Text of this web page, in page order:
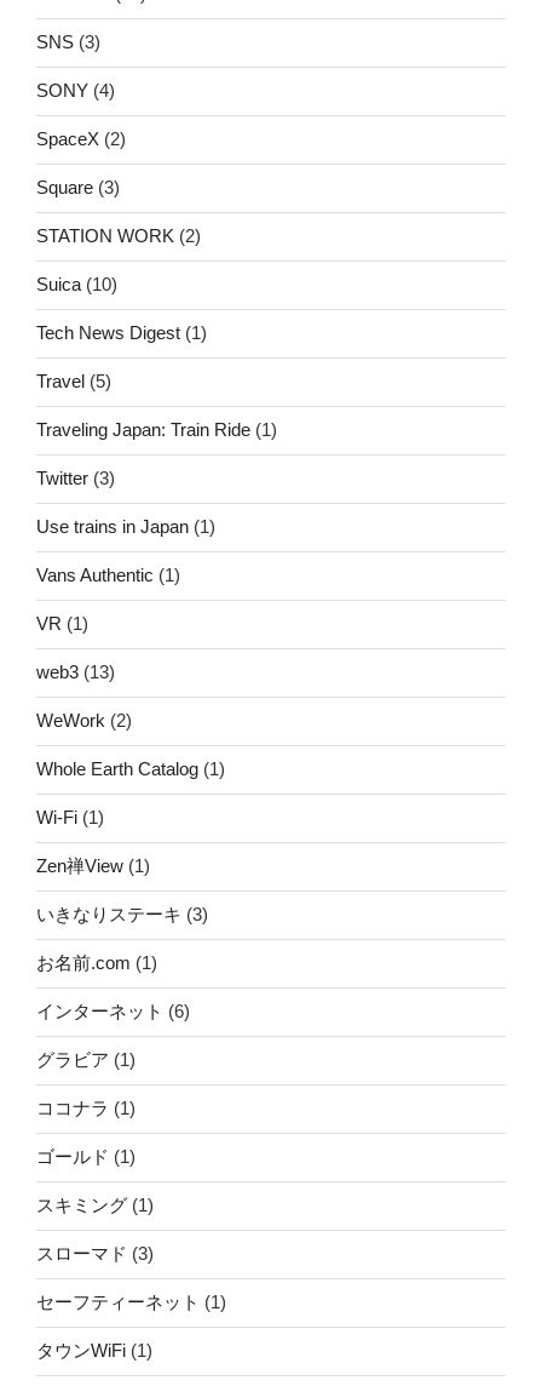
SNS (3)
SONY (4)
SpaceX (2)
Square (3)
STATION WORK (2)
Suica(10)
Tech News Digest (1)
Travel (5)
Traveling Japan: Train Ride (1)
Twitter (3)
Use trains in Japan (1)
Vans Authentic (1)
VR (1)
web3 (13)
WeWork (2)
Whole Earth Catalog (1)
Wi-Fi (1)
Zen禅View (1)
いきなりステーキ (3)
お名前.com (1)
インターネット (6)
グラビア (1)
ココナラ (1)
ゴールド (1)
スキミング (1)
スローマド (3)
セーフティーネット (1)
タウンWiFi (1)